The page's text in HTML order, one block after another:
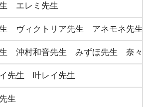
市｜占いのルーナ
市｜霊視鑑定・レイキヒーリング
｜神戸占い館アゥルターム
｜千里眼
エレミ先生
ヴィクトリア先生 アネモネ先
沖村和音先生 みずほ先生 奈々
先生 叶レイ先生
生